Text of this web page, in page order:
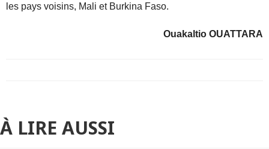
les pays voisins, Mali et Burkina Faso.
Ouakaltio OUATTARA
À LIRE AUSSI